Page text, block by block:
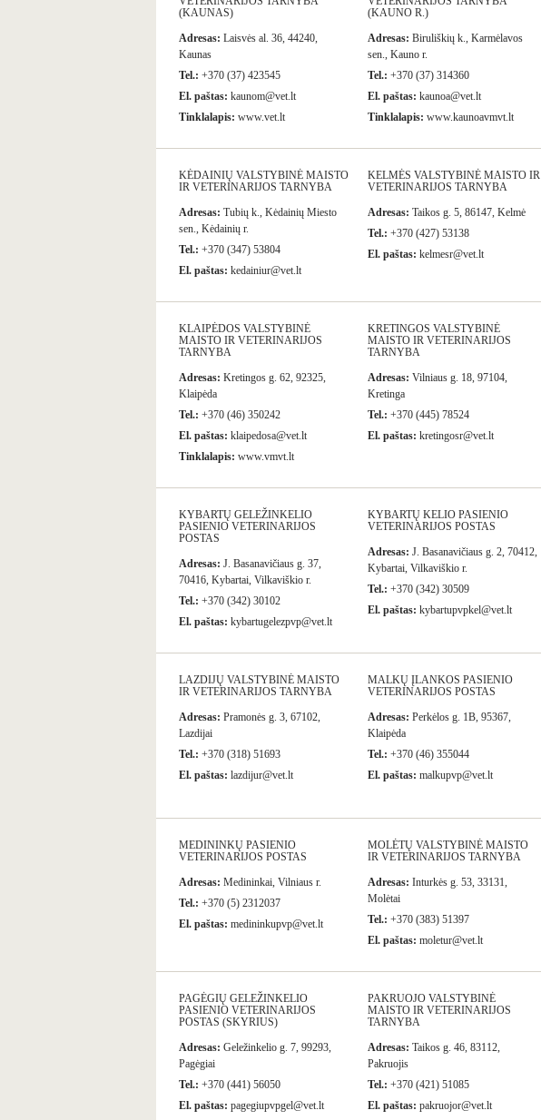
(KAUNAS)
Adresas: Laisvės al. 36, 44240,
Kaunas
Tel.: +370 (37) 423545
El. paštas: kaunom@vet.lt
Tinklalapis: www.vet.lt
(KAUNO R.)
Adresas: Biruliškių k., Karmėlavos
sen., Kauno r.
Tel.: +370 (37) 314360
El. paštas: kaunoa@vet.lt
Tinklalapis: www.kaunoavmvt.lt
KĖDAINIŲ VALSTYBINĖ MAISTO
IR VETERINARIJOS TARNYBA
Adresas: Tubių k., Kėdainių Miesto
sen., Kėdainių r.
Tel.: +370 (347) 53804
El. paštas: kedainiur@vet.lt
KELMĖS VALSTYBINĖ MAISTO IR
VETERINARIJOS TARNYBA
Adresas: Taikos g. 5, 86147, Kelmė
Tel.: +370 (427) 53138
El. paštas: kelmesr@vet.lt
KLAIPĖDOS VALSTYBINĖ
MAISTO IR VETERINARIJOS
TARNYBA
Adresas: Kretingos g. 62, 92325,
Klaipėda
Tel.: +370 (46) 350242
El. paštas: klaipedosa@vet.lt
Tinklalapis: www.vmvt.lt
KRETINGOS VALSTYBINĖ
MAISTO IR VETERINARIJOS
TARNYBA
Adresas: Vilniaus g. 18, 97104,
Kretinga
Tel.: +370 (445) 78524
El. paštas: kretingosr@vet.lt
KYBARTŲ GELEŽINKELIO
PASIENIO VETERINARIJOS
POSTAS
Adresas: J. Basanavičiaus g. 37,
70416, Kybartai, Vilkaviškio r.
Tel.: +370 (342) 30102
El. paštas: kybartugelezpvp@vet.lt
KYBARTŲ KELIO PASIENIO
VETERINARIJOS POSTAS
Adresas: J. Basanavičiaus g. 2, 70412,
Kybartai, Vilkaviškio r.
Tel.: +370 (342) 30509
El. paštas: kybartupvpkel@vet.lt
LAZDIJŲ VALSTYBINĖ MAISTO
IR VETERINARIJOS TARNYBA
Adresas: Pramonės g. 3, 67102,
Lazdijai
Tel.: +370 (318) 51693
El. paštas: lazdijur@vet.lt
MALKŲ ĮLANKOS PASIENIO
VETERINARIJOS POSTAS
Adresas: Perkėlos g. 1B, 95367,
Klaipėda
Tel.: +370 (46) 355044
El. paštas: malkupvp@vet.lt
MEDININKŲ PASIENIO
VETERINARIJOS POSTAS
Adresas: Medininkai, Vilniaus r.
Tel.: +370 (5) 2312037
El. paštas: medininkupvp@vet.lt
MOLĖTŲ VALSTYBINĖ MAISTO
IR VETERINARIJOS TARNYBA
Adresas: Inturkės g. 53, 33131,
Molėtai
Tel.: +370 (383) 51397
El. paštas: moletur@vet.lt
PAGĖGIŲ GELEŽINKELIO
PASIENIO VETERINARIJOS
POSTAS (SKYRIUS)
Adresas: Geležinkelio g. 7, 99293,
Pagėgiai
Tel.: +370 (441) 56050
El. paštas: pagegiupvpgel@vet.lt
PAKRUOJO VALSTYBINĖ
MAISTO IR VETERINARIJOS
TARNYBA
Adresas: Taikos g. 46, 83112,
Pakruojis
Tel.: +370 (421) 51085
El. paštas: pakruojor@vet.lt